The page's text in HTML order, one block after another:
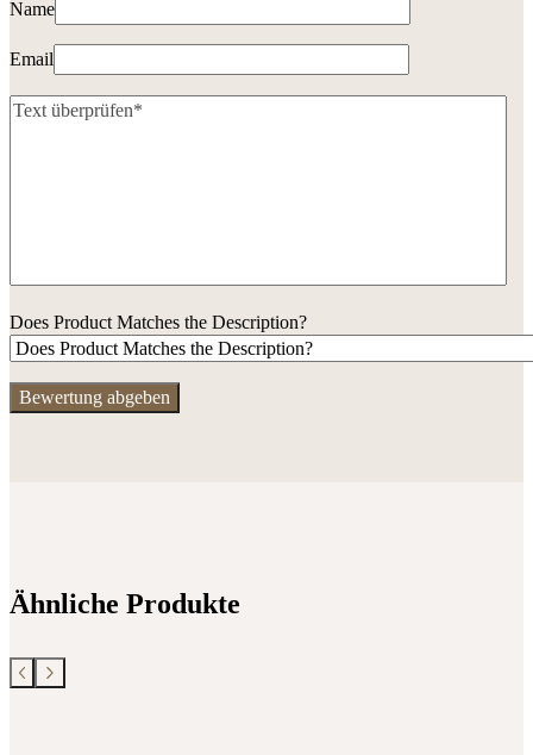
Name
Email
Does Product Matches the Description?
Ähnliche Produkte